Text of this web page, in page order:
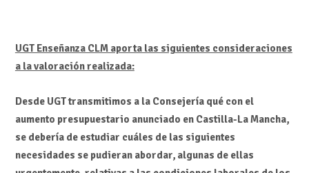
UGT Enseñanza CLM aporta las siguientes consideraciones
a la valoración realizada:
Desde UGT transmitimos a la Consejería qué con el
aumento presupuestario anunciado en Castilla-La Mancha,
se debería de estudiar cuáles de las siguientes
necesidades se pudieran abordar, algunas de ellas